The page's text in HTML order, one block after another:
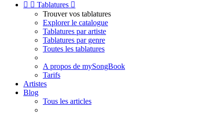
  Tablatures 
Trouver vos tablatures
Explorer le catalogue
Tablatures par artiste
Tablatures par genre
Toutes les tablatures
A propos de mySongBook
Tarifs
Artistes
Blog
Tous les articles